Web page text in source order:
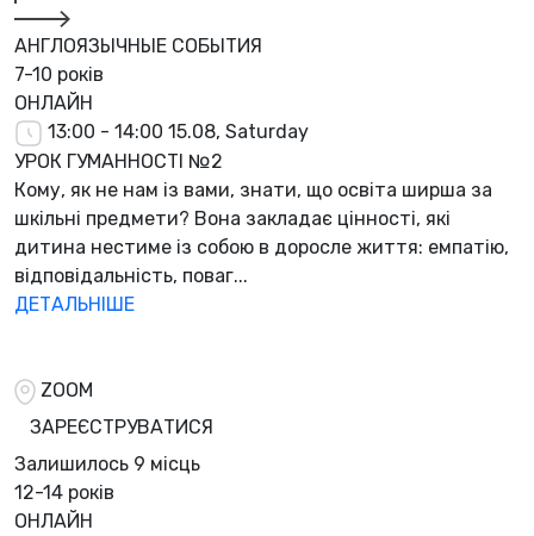
АНГЛОЯЗЫЧНЫЕ СОБЫТИЯ
7-10 років
ОНЛАЙН
13:00 - 14:00 15.08, Saturday
УРОК ГУМАННОСТІ №2
Кому, як не нам із вами, знати, що освіта ширша за
шкільні предмети? Вона закладає цінності, які
дитина нестиме із собою в доросле життя: емпатію,
відповідальність, поваг...
ДЕТАЛЬНІШЕ
ZOOM
ЗАРЕЄСТРУВАТИСЯ
Залишилось 9 місць
12-14 років
ОНЛАЙН